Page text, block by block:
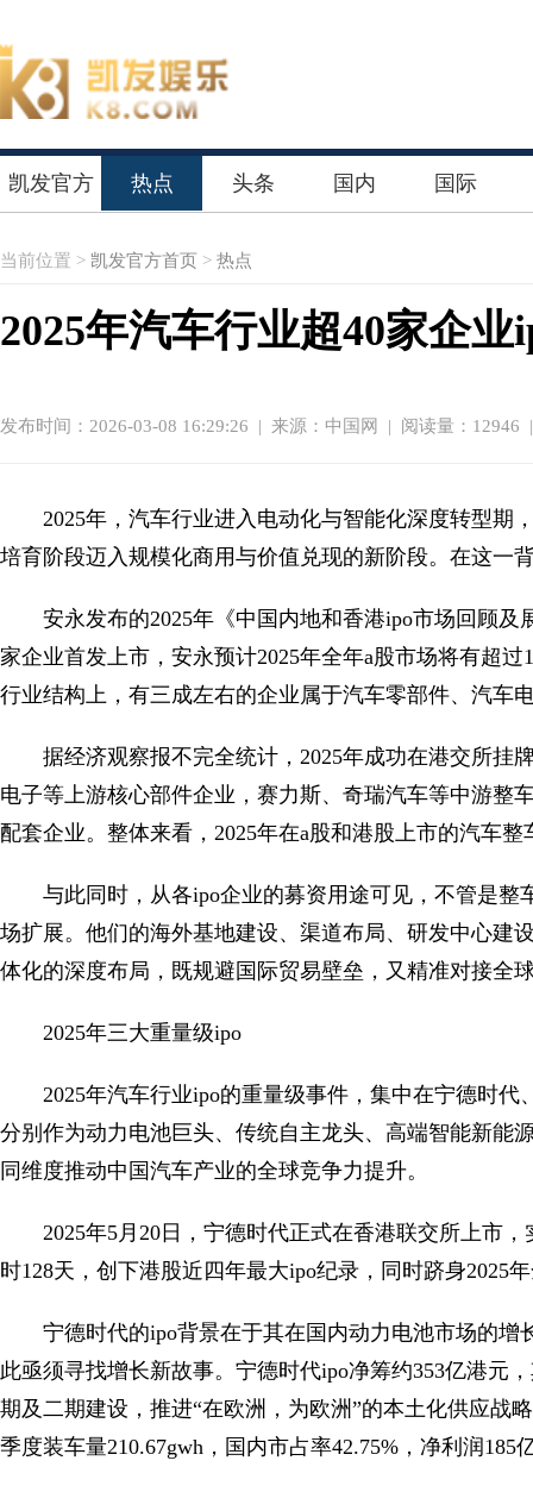
凯发官方 热点 头条 国内 国际
当前位置 > 凯发官方首页 > 热点
2025年汽车行业超40家企
发布时间：2026-03-08 16:29:26 | 来源：中国网 | 阅读量：
2025年，汽车行业进入电动化与智能化深度转型期
培育阶段迈入规模化商用与价值兑现的新阶段。在这一
安永发布的2025年《中国内地和香港ipo市场回顾
家企业首发上市，安永预计2025年全年a股市场将有超
行业结构上，有三成左右的企业属于汽车零部件、汽车
据经济观察报不完全统计，2025年成功在港交所挂
电子等上游核心部件企业，赛力斯、奇瑞汽车等中游整
配套企业。整体来看，2025年在a股和港股上市的汽车
与此同时，从各ipo企业的募资用途可见，不管是
场扩展。他们的海外基地建设、渠道布局、研发中心建
体化的深度布局，既规避国际贸易壁垒，又精准对接全
2025年三大重量级ipo
2025年汽车行业ipo的重量级事件，集中在宁德时
分别作为动力电池巨头、传统自主龙头、高端智能新能
同维度推动中国汽车产业的全球竞争力提升。
2025年5月20日，宁德时代正式在香港联交所上市
时128天，创下港股近四年最大ipo纪录，同时跻身2025
宁德时代的ipo背景在于其在国内动力电池市场的
此亟须寻找增长新故事。宁德时代ipo净筹约353亿港元
期及二期建设，推进“在欧洲，为欧洲”的本土化供应战
季度装车量210.67gwh，国内市占率42.75%，净利润